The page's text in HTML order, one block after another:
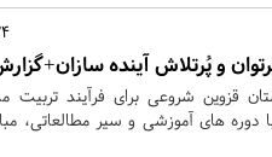
و پُرتلاش آینده
قزوین شروعی برای فرآیند تربیت
دوره های آموزشی و سیر مطالعاتی،